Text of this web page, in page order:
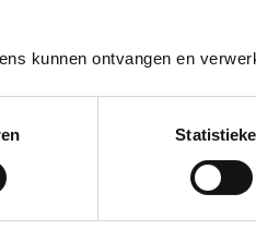
kunnen ontvangen en
⚡️ Deze woning is
Reageer binnen 15
Mis de volgende